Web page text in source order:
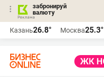
забронируй
валюту
Казань26.8° Москва25.3°